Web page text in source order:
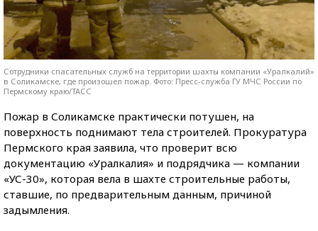
Сотрудники спасательных служб на территории шахты компании «Уралкалий»
в Соликамске, где произошел пожар. Фото: Пресс-служба ГУ МЧС России по
Пермскому краю/ТАСС
Пожар в Соликамске практически потушен, на
поверхность поднимают тела строителей. Прокуратура
Пермского края заявила, что проверит всю
документацию «Уралкалия» и подрядчика — компании
«УС-30», которая вела в шахте строительные работы,
ставшие, по предварительным данным, причиной
задымления.